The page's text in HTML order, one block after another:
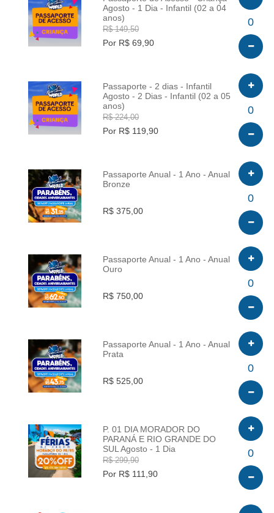
INFO
Agosto - 1 Dia - Infantil (02 a 04
anos)
R$ 149,50
Por R$ 69,90
0
INFO
Passaporte - 2 dias - Infantil
Agosto - 2 Dias - Infantil (02 a 05
anos)
R$ 224,00
Por R$ 119,90
0
INFO
Passaporte Anual - 1 Ano - Anual
Bronze
R$ 375,00
0
INFO
Passaporte Anual - 1 Ano - Anual
Ouro
R$ 750,00
0
INFO
Passaporte Anual - 1 Ano - Anual
Prata
R$ 525,00
0
INFO
P. 01 DIA MORADOR DO
PARANÁ E RIO GRANDE DO
SUL Agosto - 1 Dia
R$ 299,90
Por R$ 111,90
0